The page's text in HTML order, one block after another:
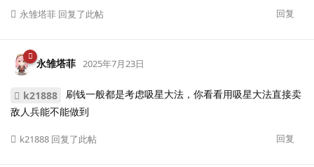
回复
永雏塔菲 回复了此帖
永雏塔菲 2025年7月23日
k21888
刷钱一般都是考虑吸星大法，你看看用吸星大法直接卖
敌人兵能不能做到
回复
k21888 回复了此帖